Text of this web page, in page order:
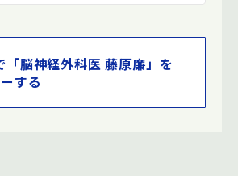
脳神経外科医 藤原廉」を
する